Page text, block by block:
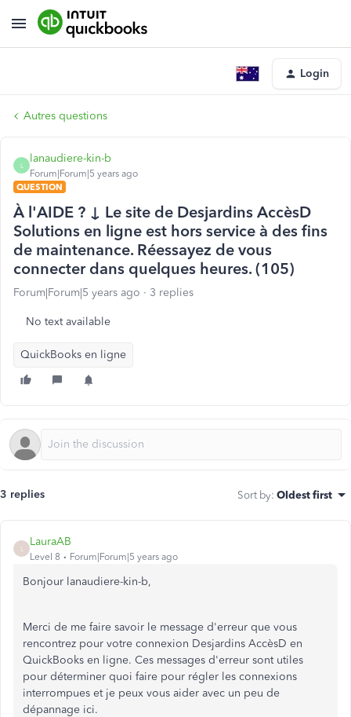
Login
Autres questions
L
lanaudiere-kin-b
Forum|Forum|5 years ago
QUESTION
À l'AIDE ? ↓ Le site de Desjardins AccèsD
Solutions en ligne est hors service à des fins
de maintenance. Réessayez de vous
connecter dans quelques heures. (105)
Forum|Forum|5 years ago 3 replies
No text available
QuickBooks en ligne
3 replies Sort by: Oldest first
LauraAB
Level 8 Forum|Forum|5 years ago
Bonjour lanaudiere-kin-b,
Merci de me faire savoir le message d'erreur que vous
rencontrez pour votre connexion Desjardins AccèsD en
QuickBooks en ligne. Ces messages d'erreur sont utiles
pour déterminer quoi faire pour régler les connexions
interrompues et je peux vous aider avec un peu de
dépannage ici.